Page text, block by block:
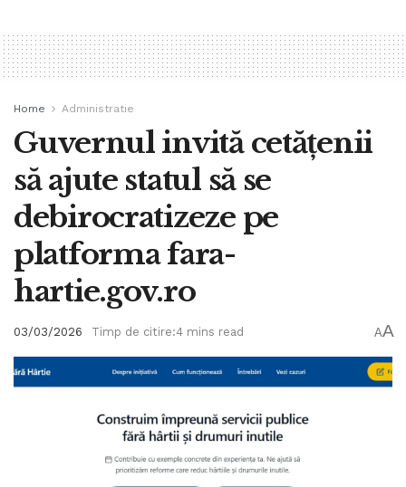
Home Administratie
Guvernul invită cetățenii
să ajute statul să se
debirocratizeze pe
platforma fara-
hartie.gov.ro
03/03/2026 Timp de citire:4 mins read AA